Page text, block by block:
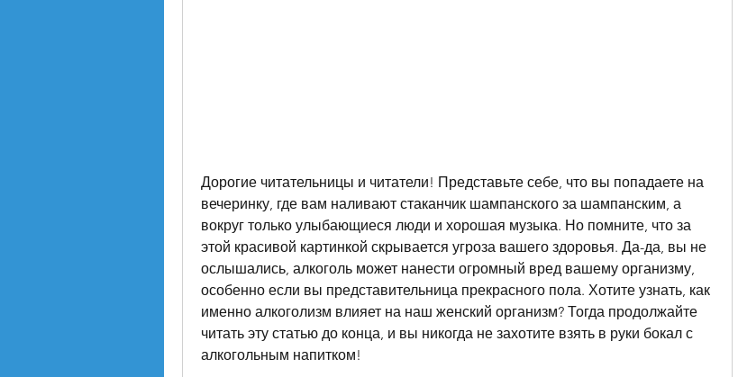
Дорогие читательницы и читатели! Представьте себе, что вы попадаете на
вечеринку, где вам наливают стаканчик шампанского за шампанским, а
вокруг только улыбающиеся люди и хорошая музыка. Но помните, что за
этой красивой картинкой скрывается угроза вашего здоровья. Да-да, вы не
ослышались, алкоголь может нанести огромный вред вашему организму,
особенно если вы представительница прекрасного пола. Хотите узнать, как
именно алкоголизм влияет на наш женский организм? Тогда продолжайте
читать эту статью до конца, и вы никогда не захотите взять в руки бокал с
алкогольным напитком!